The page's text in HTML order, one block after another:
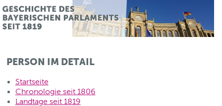
PERSON IM DETAIL
Startseite
Chronologie seit 1806
Landtage seit 1819